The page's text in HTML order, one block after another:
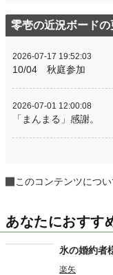
零壱の近況ボードの
2026-07-17 19:52:03
10/04 秋庭参加
2026-07-01 12:00:08
「まんまる」感謝。
このコンテンツにつ
あなたにおすす
氷の婚約者
楽矢